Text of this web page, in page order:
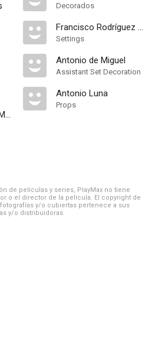
José María San Mateo
Decorados
Francisco Rodríguez Asensio
Settings
Antonio de Miguel
Assistant Set Decoration
Antonio Luna
Props
de películas y series, PlayMax no tiene
o el director de la película. El copyright de
y/o cubiertas pertenece a sus
y/o distribuidoras.